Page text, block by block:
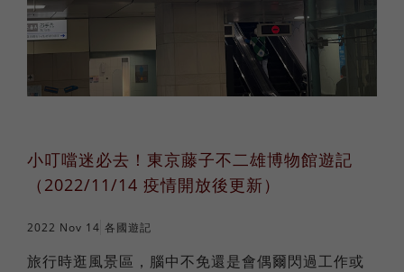
小叮噹迷必去！東京藤子不二雄博物館遊記
（2022/11/14 疫情開放後更新）
2022 Nov 14 各國遊記
旅行時逛風景區，腦中不免還是會偶爾閃過工作或